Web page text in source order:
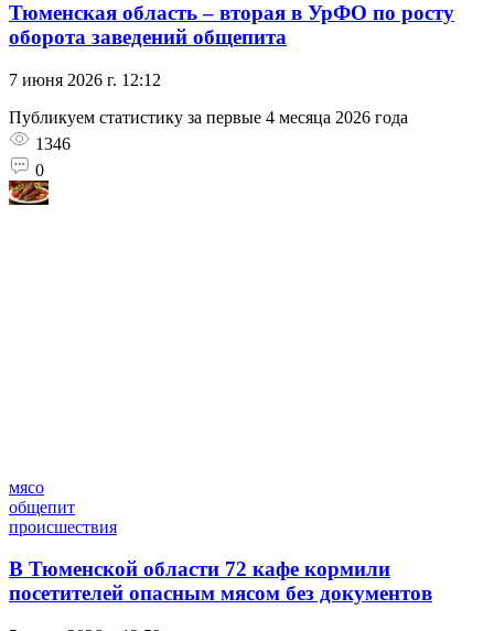
Тюменская область – вторая в УрФО по росту
оборота заведений общепита
7 июня 2026 г. 12:12
Публикуем статистику за первые 4 месяца 2026 года
1346
0
мясо
общепит
происшествия
В Тюменской области 72 кафе кормили
посетителей опасным мясом без документов